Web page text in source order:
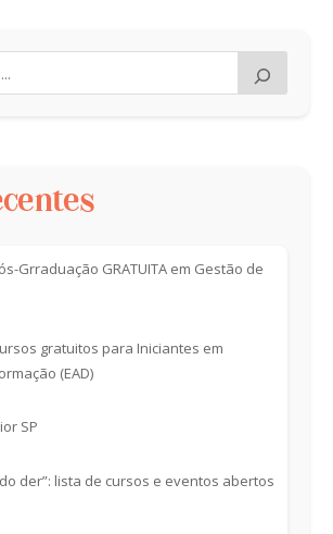
Grraduação GRATUITA em Gestão de
gratuitos para Iniciantes em
(EAD)
SP
der”: lista de cursos e eventos abertos